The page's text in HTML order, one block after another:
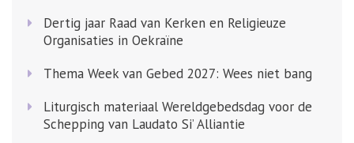
Dertig jaar Raad van Kerken en Religieuze
Organisaties in Oekraïne
Thema Week van Gebed 2027: Wees niet bang
Liturgisch materiaal Wereldgebedsdag voor de
Schepping van Laudato Si’ Alliantie